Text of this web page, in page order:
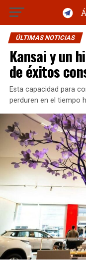
ÚLTIMAS NOTICIAS
Kansai y un
de éxitos
Esta capacidad para
perduren en el tiempo